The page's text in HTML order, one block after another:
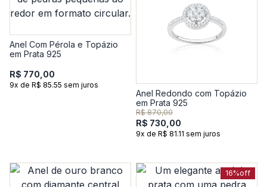
Anel Com Pérola e Topázio
em Prata 925
R$ 770,00
9x de R$ 85.55 sem juros
Anel Redondo com Topázio
em Prata 925
R$ 870,00
R$ 730,00
9x de R$ 81.11 sem juros
16%off